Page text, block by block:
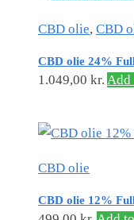
CBD olie, CBD
CBD olie 24%
1.049,00 kr. Add
CBD olie
CBD olie 12%